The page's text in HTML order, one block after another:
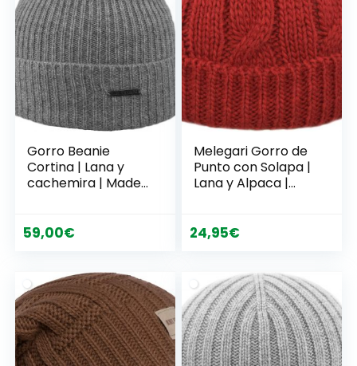
Gorro Beanie
Cortina | Lana y
cachemira | Made
59,00€
Melegari Gorro de
Punto con Solapa |
Lana y Alpaca |
Gorizia
24,95€